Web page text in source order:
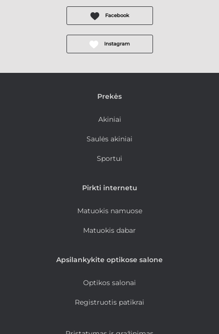
Facebook
Instagram
Prekės
Akiniai
Saulės akiniai
Sportui
Pirkti internetu
Matuokis namuose
Matuokis dabar
Apsilankykite optikose salone
Optikos salonai
Registruotis patikrai